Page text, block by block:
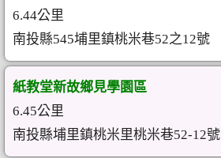
6.44公里
南投縣545埔里鎮桃米巷52之12號
紙教堂新故鄉見學園區
6.45公里
南投縣埔里鎮桃米里桃米巷52-12號